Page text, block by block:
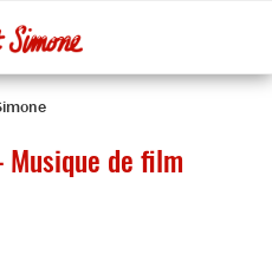
de film